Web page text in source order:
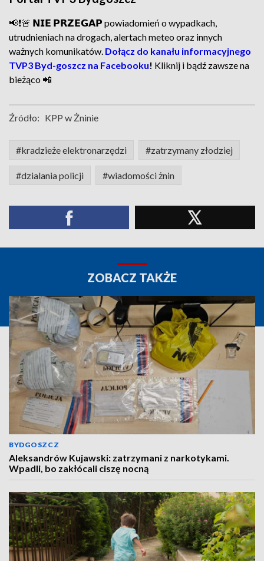
📢❗🚨 𝗡𝗜𝗘 𝗣𝗥𝗭𝗘𝗚𝗔𝗣 powiadomień o wypadkach,
utrudnieniach na drogach, alertach meteo oraz innych
ważnych komunikatów. Dołącz do kanału informacyjnego
TVP3 Byd-goszcz na Facebooku! Kliknij i bądź zawsze na
bieżąco 📲
Źródło: KPP w Żninie
#kradzieże elektronarzędzi #zatrzymany złodziej
#dzialania policji #wiadomości żnin
ZOBACZ TAKŻE
BYDGOSZCZ
Aleksandrów Kujawski: zatrzymani z narkotykami.
Wpadli, bo zakłócali ciszę nocną